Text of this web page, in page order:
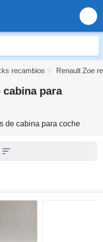
recambios Renault Zoe
cabina para
de cabina para coche